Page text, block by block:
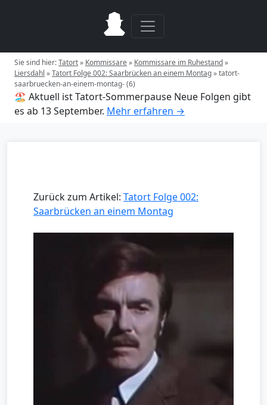
Sie sind hier:Tatort» Kommissare» Kommissare im Ruhestand»
Liersdahl »Tatort Folge 002: Saarbrücken an einem Montag»tatort-
saarbruecken-an-einem-montag- (6)
🏖️ Aktuell ist Tatort-Sommerpause Neue Folgen gibt
es ab 13 September. Mehr erfahren →
Zurück zum Artikel: Tatort Folge 002:
Saarbrücken an einem Montag